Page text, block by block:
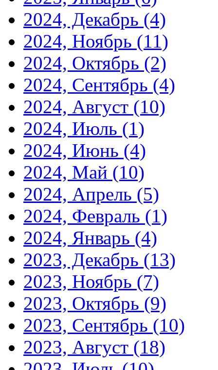
2024, Декабрь (4)
2024, Ноябрь (11)
2024, Октябрь (2)
2024, Сентябрь (4)
2024, Август (10)
2024, Июль (1)
2024, Июнь (4)
2024, Май (10)
2024, Апрель (5)
2024, Февраль (1)
2024, Январь (4)
2023, Декабрь (13)
2023, Ноябрь (7)
2023, Октябрь (9)
2023, Сентябрь (10)
2023, Август (18)